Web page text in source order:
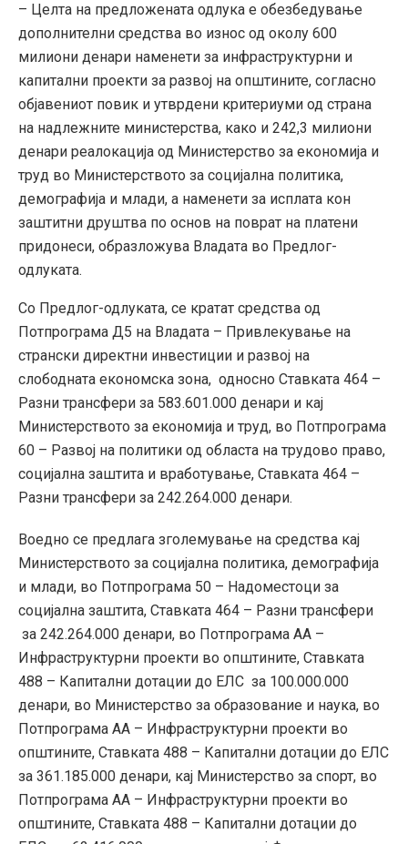
– Целта на предложената одлука е обезбедување
дополнителни средства во износ од околу 600
милиони денари наменети за инфраструктурни и
капитални проекти за развој на општините, согласно
објавениот повик и утврдени критериуми од страна
на надлежните министерства, како и 242,3 милиони
денари реалокација од Министерство за економија и
труд во Министерството за социјална политика,
демографија и млади, а наменети за исплата кон
заштитни друштва по основ на поврат на платени
придонеси, образложува Владата во Предлог-
одлуката.
Со Предлог-одлуката, се кратат средства од
Потпрограма Д5 на Владата – Привлекување на
странски директни инвестиции и развој на
слободната економска зона, односно Ставката 464 –
Разни трансфери за 583.601.000 денари и кај
Министерството за економија и труд, во Потпрограма
60 – Развој на политики од областа на трудово право,
социјална заштита и вработување, Ставката 464 –
Разни трансфери за 242.264.000 денари.
Воедно се предлага зголемување на средства кај
Министерството за социјална политика, демографија
и млади, во Потпрограма 50 – Надоместоци за
социјална заштита, Ставката 464 – Разни трансфери
за 242.264.000 денари, во Потпрограма АА –
Инфраструктурни проекти во општините, Ставката
488 – Капитални дотации до ЕЛС за 100.000.000
денари, во Министерство за образование и наука, во
Потпрограма АА – Инфраструктурни проекти во
општините, Ставката 488 – Капитални дотации до ЕЛС
за 361.185.000 денари, кај Министерство за спорт, во
Потпрограма АА – Инфраструктурни проекти во
општините, Ставката 488 – Капитални дотации до